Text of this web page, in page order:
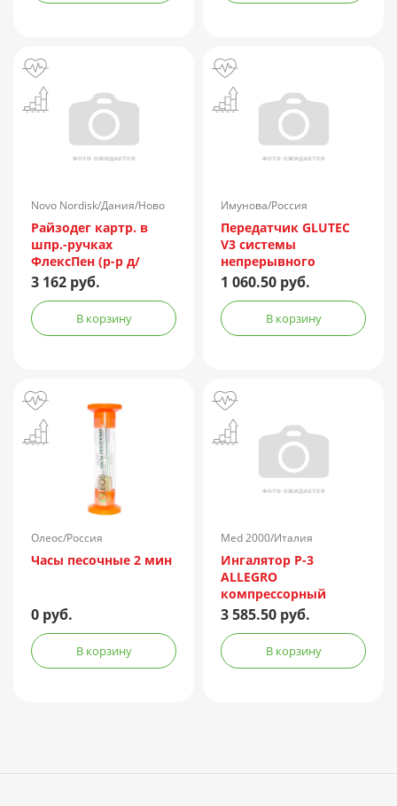
Novo Nordisk/Дания/Ново
Нордиск/Россия
Райзодег картр. в
шпр.-ручках
ФлексПен (р-р д/
подкожн. введ.)
100ЕД/мл 3мл №5
3 162 руб.
В корзину
Имунова/Россия
Передатчик GLUTEC
V3 системы
непрерывного
мониторинга
1 060.50 руб.
В корзину
Олеос/Россия
Часы песочные 2 мин
0 руб.
В корзину
Med 2000/Италия
Ингалятор P-3
ALLEGRO
компрессорный
3 585.50 руб.
В корзину